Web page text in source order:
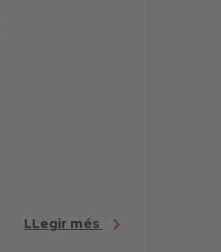
LLegir més